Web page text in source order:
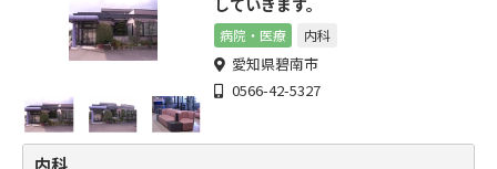
していきます。
病院・医療 内科
愛知県碧南市
0566-42-5327
内科